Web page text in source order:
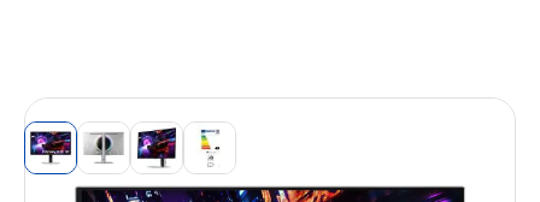
View larger image
View larger image
View larger image
View larger image